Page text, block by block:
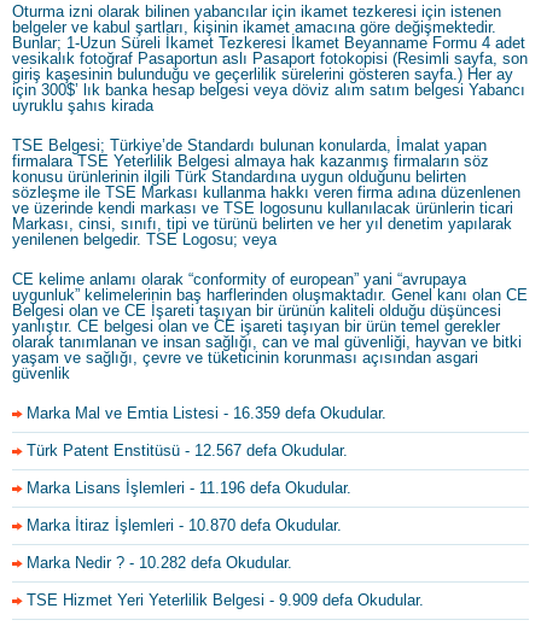
Oturma izni olarak bilinen yabancılar için ikamet tezkeresi için istenen
belgeler ve kabul şartları, kişinin ikamet amacına göre değişmektedir.
Bunlar; 1-Uzun Süreli İkamet Tezkeresi İkamet Beyanname Formu 4 adet
vesikalık fotoğraf Pasaportun aslı Pasaport fotokopisi (Resimli sayfa, son
giriş kaşesinin bulunduğu ve geçerlilik sürelerini gösteren sayfa.) Her ay
için 300$’ lık banka hesap belgesi veya döviz alım satım belgesi Yabancı
uyruklu şahıs kirada
TSE Belgesi; Türkiye’de Standardı bulunan konularda, İmalat yapan
firmalara TSE Yeterlilik Belgesi almaya hak kazanmış firmaların söz
konusu ürünlerinin ilgili Türk Standardına uygun olduğunu belirten
sözleşme ile TSE Markası kullanma hakkı veren firma adına düzenlenen
ve üzerinde kendi markası ve TSE logosunu kullanılacak ürünlerin ticari
Markası, cinsi, sınıfı, tipi ve türünü belirten ve her yıl denetim yapılarak
yenilenen belgedir. TSE Logosu; veya
CE kelime anlamı olarak “conformity of european” yani “avrupaya
uygunluk” kelimelerinin baş harflerinden oluşmaktadır. Genel kanı olan CE
Belgesi olan ve CE İşareti taşıyan bir ürünün kaliteli olduğu düşüncesi
yanlıştır. CE belgesi olan ve CE işareti taşıyan bir ürün temel gerekler
olarak tanımlanan ve insan sağlığı, can ve mal güvenliği, hayvan ve bitki
yaşam ve sağlığı, çevre ve tüketicinin korunması açısından asgari
güvenlik
Marka Mal ve Emtia Listesi - 16.359 defa Okudular.
Türk Patent Enstitüsü - 12.567 defa Okudular.
Marka Lisans İşlemleri - 11.196 defa Okudular.
Marka İtiraz İşlemleri - 10.870 defa Okudular.
Marka Nedir ? - 10.282 defa Okudular.
TSE Hizmet Yeri Yeterlilik Belgesi - 9.909 defa Okudular.